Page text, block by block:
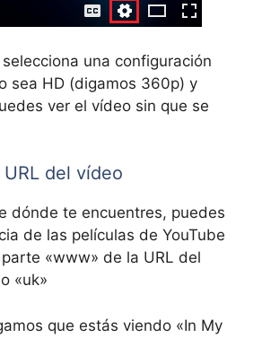
una configuración
sea HD (digamos 360p) y
ver el vídeo sin que se
del vídeo
dónde te encuentres, puedes
de las películas de YouTube
«www» de la URL del
«uk»
que estás viendo «In My